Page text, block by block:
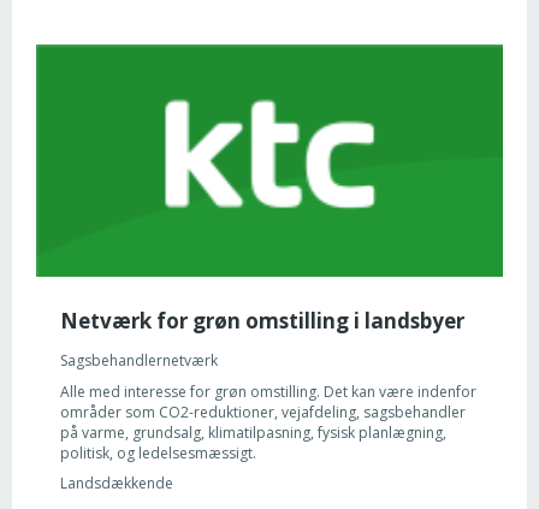
Netværk for grøn omstilling i landsbyer
Sagsbehandlernetværk
Alle med interesse for grøn omstilling. Det kan være indenfor
områder som CO2-reduktioner, vejafdeling, sagsbehandler
på varme, grundsalg, klimatilpasning, fysisk planlægning,
politisk, og ledelsesmæssigt.
Landsdækkende